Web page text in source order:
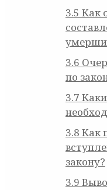
3.5 Как
3.6
по
3.7
3.8 Как
закону?
3.9